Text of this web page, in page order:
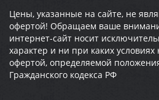
Цены, указанные на сайте, не
офертой! Обращаем ваше
интернет-сайт носит
характер и ни при каких
офертой, определяемой
Гражданского кодекса РФ